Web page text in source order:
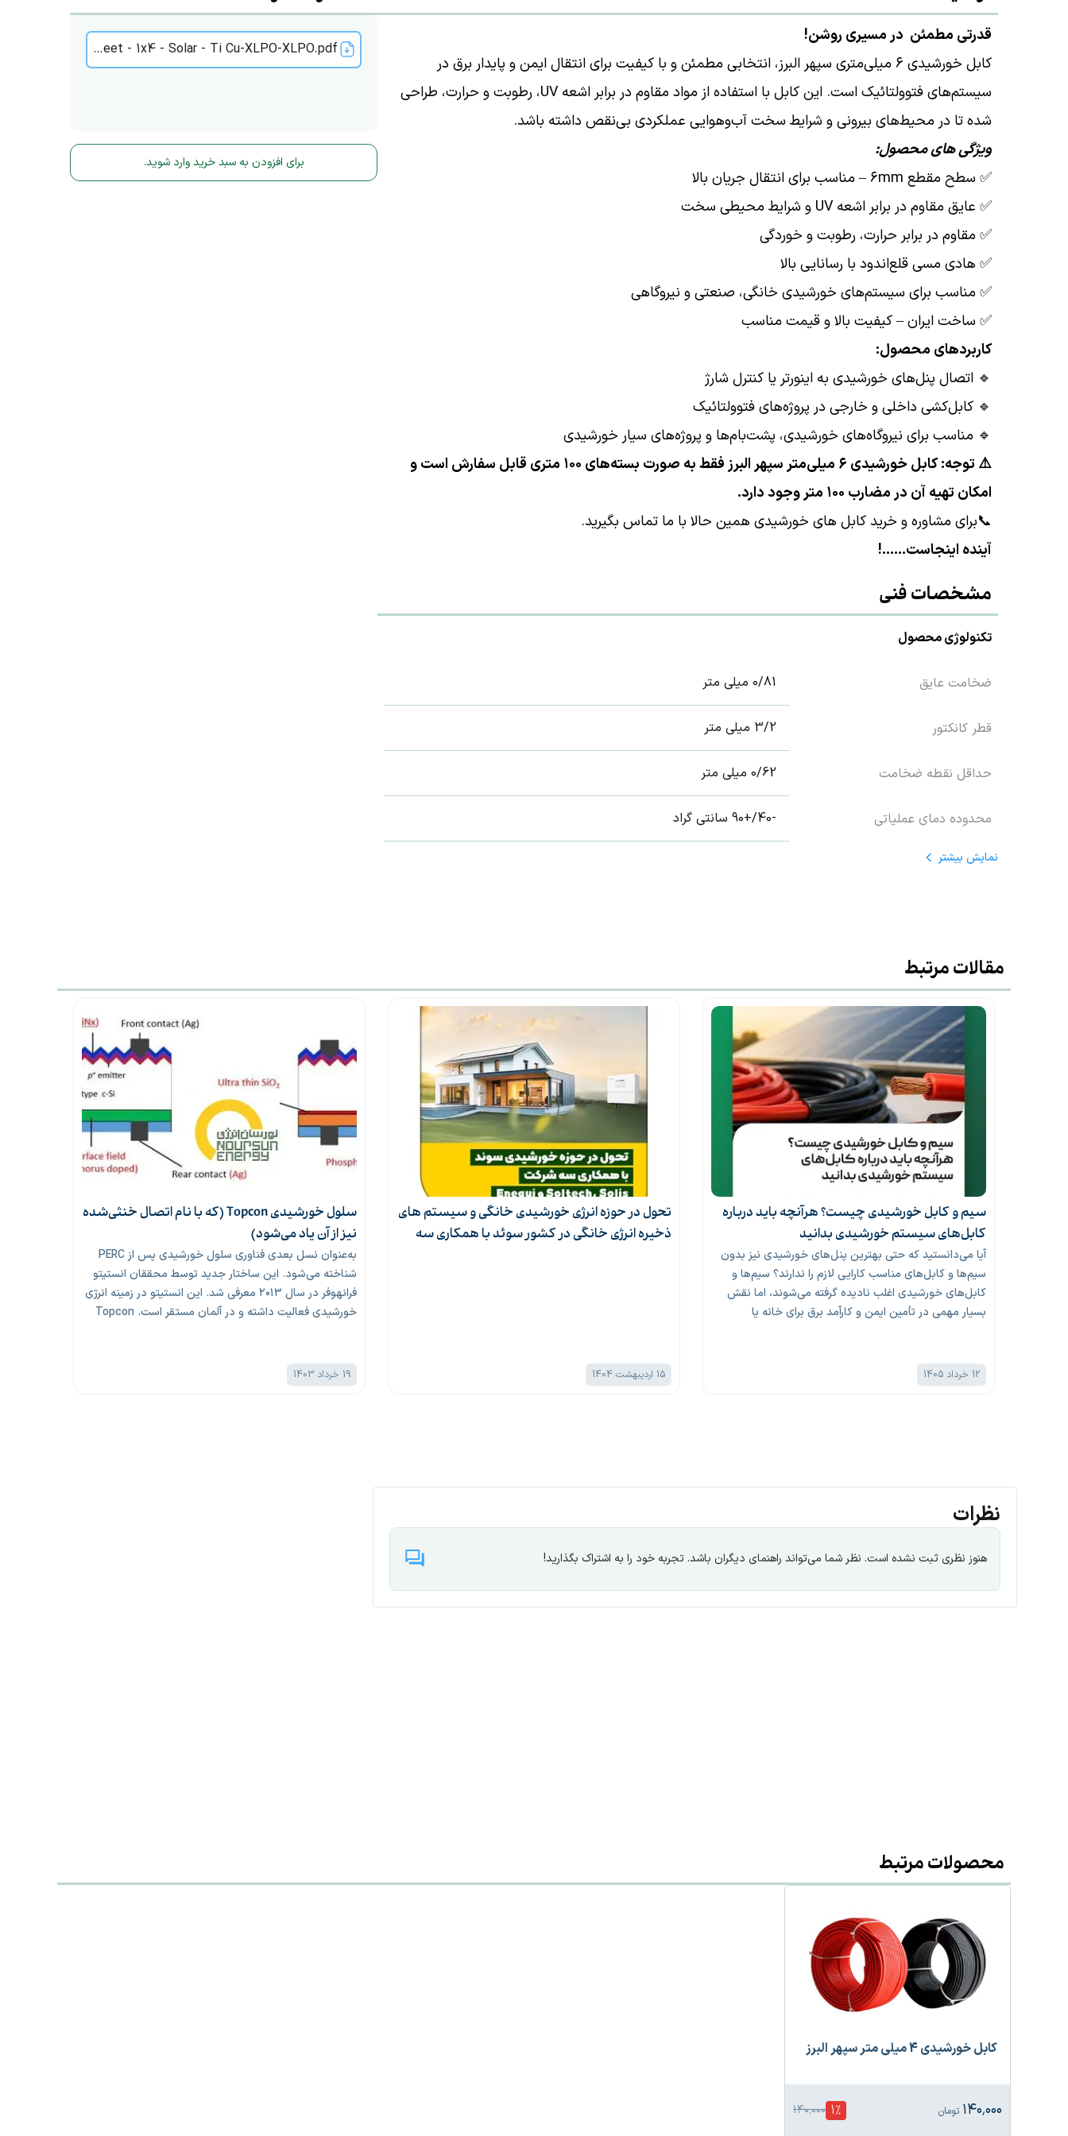
قدرتی مطمئن در مسیری روشن!
کابل خورشیدی ۶ میلی‌متری سپهر البرز، انتخابی مطمئن و با کیفیت برای انتقال ایمن و پایدار برق در
سیستم‌های فتوولتائیک است. این کابل با استفاده از مواد مقاوم در برابر اشعه UV، رطوبت و حرارت، طراحی
شده تا در محیط‌های بیرونی و شرایط سخت آب‌وهوایی عملکردی بی‌نقص داشته باشد.
ویژگی های محصول:
✅ سطح مقطع ۶mm – مناسب برای انتقال جریان بالا
✅ عایق مقاوم در برابر اشعه UV و شرایط محیطی سخت
✅ مقاوم در برابر حرارت، رطوبت و خوردگی
✅ هادی مسی قلع‌اندود با رسانایی بالا
✅ مناسب برای سیستم‌های خورشیدی خانگی، صنعتی و نیروگاهی
✅ ساخت ایران – کیفیت بالا و قیمت مناسب
کاربردهای محصول:
🔹 اتصال پنل‌های خورشیدی به اینورتر یا کنترل شارژ
🔹 کابل‌کشی داخلی و خارجی در پروژه‌های فتوولتائیک
🔹 مناسب برای نیروگاه‌های خورشیدی، پشت‌بام‌ها و پروژه‌های سیار خورشیدی
⚠️ توجه: کابل خورشیدی ۶ میلی‌متر سپهر البرز فقط به صورت بسته‌های ۱۰۰ متری قابل سفارش است و
امکان تهیه آن در مضارب ۱۰۰ متر وجود دارد.
📞برای مشاوره و خرید کابل های خورشیدی همین حالا با ما تماس بگیرید.
آینده اینجاست......!
مشخصات فنی
تکنولوژی محصول
ضخامت عایق 0/81 میلی متر
قطر کانکتور 3/2 میلی متر
حداقل نقطه ضخامت 0/62 میلی متر
محدوده دمای عملیاتی -40/+90 سانتی گراد
نمایش بیشتر
Test Sheet - 1x4 - Solar - Ti Cu-XLPO-XLPO.pdf
برای افزودن به سبد خرید وارد شوید.
مقالات مرتبط
سیم و کابل خورشیدی چیست؟ هرآنچه باید درباره
کابل‌های سیستم خورشیدی بدانید
آیا می‌دانستید که حتی بهترین پنل‌های خورشیدی نیز بدون
سیم‌ها و کابل‌های مناسب کارایی لازم را ندارند؟ سیم‌ها و
کابل‌های خورشیدی اغلب نادیده گرفته می‌شوند، اما نقش
بسیار مهمی در تأمین ایمن و کارآمد برق برای خانه یا
12 خرداد 1405
تحول در حوزه انرژی خورشیدی خانگی و سیستم های
ذخیره انرژی خانگی در کشور سوئد با همکاری سه
15 اردیبهشت 1404
سلول خورشیدی Topcon (که با نام اتصال خنثی‌شده
نیز از آن یاد می‌شود)
به‌عنوان نسل بعدی فناوری سلول خورشیدی پس از PERC
شناخته می‌شود. این ساختار جدید توسط محققان انستیتو
فرانهوفر در سال ۲۰۱۳ معرفی شد. این انستیتو در زمینه انرژی
خورشیدی فعالیت داشته و در آلمان مستقر است. Topcon
19 خرداد 1403
نظرات
هنوز نظری ثبت نشده است. نظر شما می‌تواند راهنمای دیگران باشد. تجربه خود را به اشتراک بگذارید!
محصولات مرتبط
کابل خورشیدی 4 میلی متر سپهر البرز
۱۴۰٬۰۰۰ تومان 1% ۱۴۰٬۰۰۰